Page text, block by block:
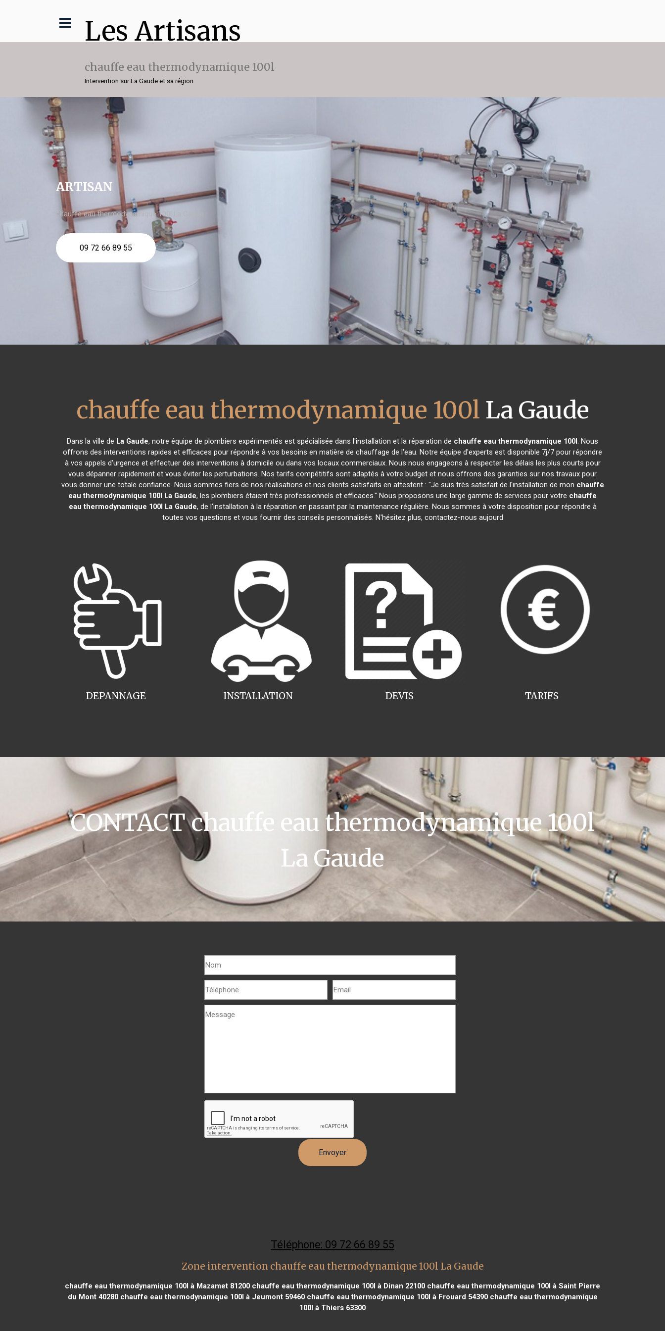
Les Artisans
chauffe eau thermodynamique 100l
Intervention sur La Gaude et sa région
ARTISAN
chauffe eau thermodynamique 100l La Gaude
09 72 66 89 55
chauffe eau thermodynamique 100l La Gaude
Dans la ville de La Gaude, notre équipe de plombiers expérimentés est spécialisée dans l'installation et la réparation de chauffe eau thermodynamique 100l. Nous
offrons des interventions rapides et efficaces pour répondre à vos besoins en matière de chauffage de l'eau. Notre équipe d'experts est disponible 7j/7 pour répondre
à vos appels d'urgence et effectuer des interventions à domicile ou dans vos locaux commerciaux. Nous nous engageons à respecter les délais les plus courts pour
vous dépanner rapidement et vous éviter les perturbations. Nos tarifs compétitifs sont adaptés à votre budget et nous offrons des garanties sur nos travaux pour
vous donner une totale confiance. Nous sommes fiers de nos réalisations et nos clients satisfaits en attestent : "Je suis très satisfait de l'installation de mon chauffe
eau thermodynamique 100l La Gaude, les plombiers étaient très professionnels et efficaces." Nous proposons une large gamme de services pour votre chauffe
eau thermodynamique 100l La Gaude, de l'installation à la réparation en passant par la maintenance régulière. Nous sommes à votre disposition pour répondre à
toutes vos questions et vous fournir des conseils personnalisés. N'hésitez plus, contactez-nous aujourd
INSTALLATION
DEPANNAGE TARIFS
DEVIS
CONTACT chauffe eau thermodynamique 100l
La Gaude
Téléphone: 09 72 66 89 55
Zone intervention chauffe eau thermodynamique 100l La Gaude
chauffe eau thermodynamique 100l à Mazamet 81200 chauffe eau thermodynamique 100l à Dinan 22100 chauffe eau thermodynamique 100l à Saint Pierre
du Mont 40280chauffe eau thermodynamique 100l à Jeumont 59460chauffe eau thermodynamique 100l à Frouard 54390chauffe eau thermodynamique
100l à Thiers 63300